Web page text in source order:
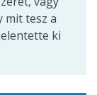
mit tesz a
ki